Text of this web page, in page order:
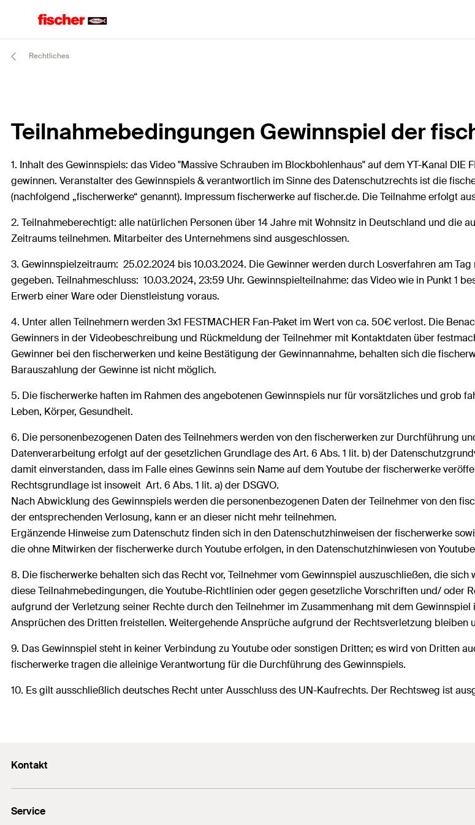
Rechtliches
Teilnahmebedingungen Gewinnspiel der
1. Inhalt des Gewinnspiels: das Video "Massive Schrauben im Blockbohlenhaus" auf dem YT-Kanal DIE
gewinnen. Veranstalter des Gewinnspiels & verantwortlich im Sinne des Datenschutzrechts ist die
(nachfolgend „fischerwerke“ genannt). Impressum fischerwerke auf fischer.de. Die Teilnahme erfolgt
2. Teilnahmeberechtigt: alle natürlichen Personen über 14 Jahre mit Wohnsitz in Deutschland und die
Zeitraums teilnehmen. Mitarbeiter des Unternehmens sind ausgeschlossen.
3. Gewinnspielzeitraum: 25.02.2024 bis 10.03.2024. Die Gewinner werden durch Losverfahren am
gegeben. Teilnahmeschluss: 10.03.2024, 23:59 Uhr. Gewinnspielteilnahme: das Video wie in Punkt 1
Erwerb einer Ware oder Dienstleistung voraus.
4. Unter allen Teilnehmern werden 3x1 FESTMACHER Fan-Paket im Wert von ca. 50€ verlost. Die
Gewinners in der Videobeschreibung und Rückmeldung der Teilnehmer mit Kontaktdaten über
Gewinner bei den fischerwerken und keine Bestätigung der Gewinnannahme, behalten sich die
Barauszahlung der Gewinne ist nicht möglich.
5. Die fischerwerke haften im Rahmen des angebotenen Gewinnspiels nur für vorsätzliches und grob
Leben, Körper, Gesundheit.
6. Die personenbezogenen Daten des Teilnehmers werden von den fischerwerken zur Durchführung
Datenverarbeitung erfolgt auf der gesetzlichen Grundlage des Art. 6 Abs. 1 lit. b) der
damit einverstanden, dass im Falle eines Gewinns sein Name auf dem Youtube der fischerwerke
Rechtsgrundlage ist insoweit Art. 6 Abs. 1 lit. a) der DSGVO.
Nach Abwicklung des Gewinnspiels werden die personenbezogenen Daten der Teilnehmer von den
der entsprechenden Verlosung, kann er an dieser nicht mehr teilnehmen.
Ergänzende Hinweise zum Datenschutz finden sich in den Datenschutzhinweisen der fischerwerke
die ohne Mitwirken der fischerwerke durch Youtube erfolgen, in den Datenschutzhinwiesen von
8. Die fischerwerke behalten sich das Recht vor, Teilnehmer vom Gewinnspiel auszuschließen, die
diese Teilnahmebedingungen, die Youtube-Richtlinien oder gegen gesetzliche Vorschriften und/ oder
aufgrund der Verletzung seiner Rechte durch den Teilnehmer im Zusammenhang mit dem
Ansprüchen des Dritten freistellen. Weitergehende Ansprüche aufgrund der Rechtsverletzung bleiben
9. Das Gewinnspiel steht in keiner Verbindung zu Youtube oder sonstigen Dritten; es wird von Dritten
fischerwerke tragen die alleinige Verantwortung für die Durchführung des Gewinnspiels.
10. Es gilt ausschließlich deutsches Recht unter Ausschluss des UN-Kaufrechts. Der Rechtsweg ist
Kontakt
Presse
Service